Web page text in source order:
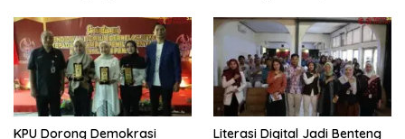
dan Pemula
KPU Dorong Demokrasi
Literasi Digital Jadi Benteng